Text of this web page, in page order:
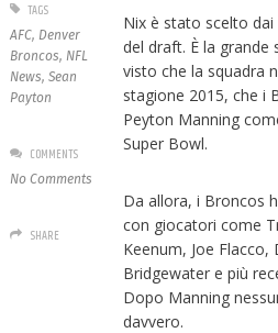
Nix è stato scelto
del draft. È la grande
visto che la squadra
stagione 2015, che i
Peyton Manning
Super Bowl.
Da allora, i Broncos
con giocatori come
Keenum, Joe
Bridgewater e più
Dopo Manning
davvero.
TAGS
AFC, Denver
Broncos, NFL
News, Sean
Payton
COMMENTS
No Comments
SHARE